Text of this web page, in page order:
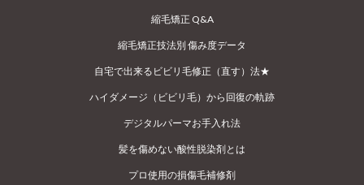
縮毛矯正 Q&A
縮毛矯正技法別 傷み度データ
自宅で出来るビビリ毛修正（直す）法★
ハイダメージ（ビビリ毛）から回復の軌跡
デジタルパーマお手入れ法
髪を傷めない酸性脱染剤とは
プロ使用の損傷毛補修剤